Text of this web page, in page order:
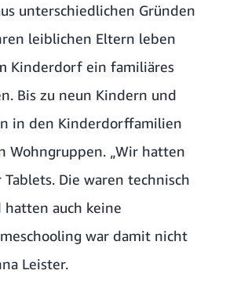
unterschiedlichen Gründen
leiblichen Eltern leben
Kinderdorf ein familiäres
Bis zu neun Kindern und
in den Kinderdorffamilien
Wohngruppen. „Wir hatten
Die waren technisch
auch keine
war damit nicht
Leister.